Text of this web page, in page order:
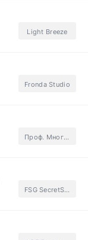
Light Breeze
Fronda Studio
Проф. Многоголосый
FSG SecretStory.Subtitles